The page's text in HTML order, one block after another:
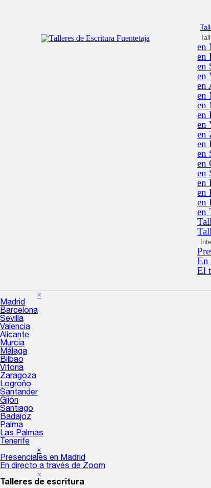
en
en
en
en
en
en
en
en
en
en
en
en
en
en
en
en
en
en
En
El
×
Madrid
Barcelona
Sevilla
Valencia
Alicante
Murcia
Málaga
Bilbao
Vitoria
Zaragoza
Logroño
Santander
Gijón
Santiago
Badajoz
Palma
Las Palmas
Tenerife
×
Presenciales en Madrid
En directo a través de Zoom
×
Talleres de escritura